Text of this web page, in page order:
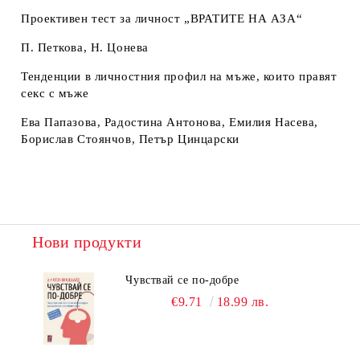
Проективен тест за личност „ВРАТИТЕ НА АЗА“
П. Петкова, Н. Цонева
Тенденции в личностния профил на мъже, които правят
секс с мъже
Ева Папазова, Радостина Антонова, Емилия Насева,
Борислав Стоянчов, Петър Цинцарски
Нови продукти
Чувствай се по-добре
€9.71 18.99 лв.